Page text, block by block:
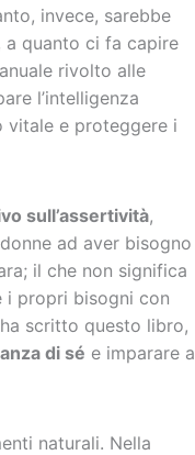
invece, sarebbe
quanto ci fa capire
rivolto alle
l’intelligenza
vitale e proteggere i
sull’assertività,
ad aver bisogno
il che non significa
i propri bisogni con
scritto questo libro,
di sé e imparare a
naturali. Nella